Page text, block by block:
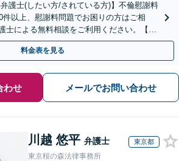
護士(したい方/されている方)】不倫慰謝料
件以上、慰謝料問題でお困りの方はご相
士による無料相談をご利用ください。【初
都全域対応】
料金表を見る
わせ メールでお問い合わせ
川越 悠平 弁護士 東京都
東京桜の森法律事務所